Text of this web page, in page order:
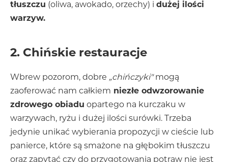
tłuszczu (oliwa, awokado, orzechy) i dużej ilości
warzyw.
2. Chińskie restauracje
Wbrew pozorom, dobre „chińczyki"mogą
zaoferować nam całkiem niezłe odwzorowanie
zdrowego obiadu opartego na kurczaku w
warzywach, ryżu i dużej ilości surówki. Trzeba
jedynie unikać wybierania propozycji w cieście lub
panierce, które są smażone na głębokim tłuszczu
oraz zapytać czy do przygotowania potraw nie jest